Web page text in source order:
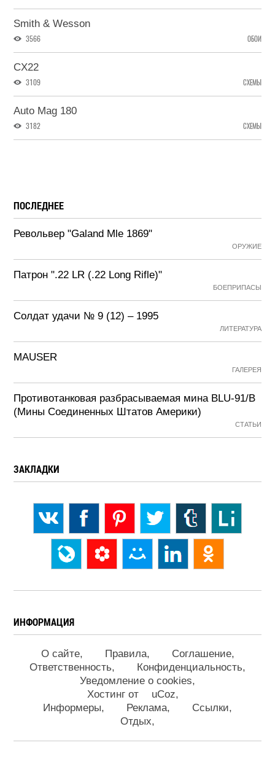
Smith & Wesson
3566 ОБОИ
CX22
3109 СХЕМЫ
Auto Mag 180
3182 СХЕМЫ
ПОСЛЕДНЕЕ
Револьвер "Galand Mle 1869"
ОРУЖИЕ
Патрон ".22 LR (.22 Long Rifle)"
БОЕПРИПАСЫ
Солдат удачи № 9 (12) – 1995
ЛИТЕРАТУРА
MAUSER
ГАЛЕРЕЯ
Противотанковая разбрасываемая мина BLU-91/B
(Мины Соединенных Штатов Америки)
СТАТЬИ
ЗАКЛАДКИ
ИНФОРМАЦИЯ
О сайте Правила
Соглашение
Ответственность
Конфиденциальность
Уведомление о cookies
Хостинг от
uCoz
Информеры
Реклама
Ссылки
Отдых